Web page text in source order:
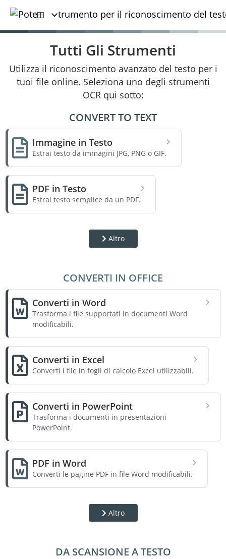
Tutti Gli Strumenti
Utilizza il riconoscimento avanzato del testo per i
tuoi file online. Seleziona uno degli strumenti
OCR qui sotto:
CONVERT TO TEXT
Immagine in Testo
Estrai testo da immagini JPG, PNG o GIF.
PDF in Testo
Estrai testo semplice da un PDF.
Altro
CONVERTI IN OFFICE
Converti in Word
Trasforma i file supportati in documenti Word
modificabili.
Converti in Excel
Converti i file in fogli di calcolo Excel utilizzabili.
Converti in PowerPoint
Trasforma i documenti in presentazioni
PowerPoint.
PDF in Word
Converti le pagine PDF in file Word modificabili.
Altro
DA SCANSIONE A TESTO